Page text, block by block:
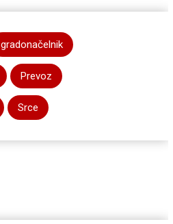
gradonačelnik
Prevoz
Srce